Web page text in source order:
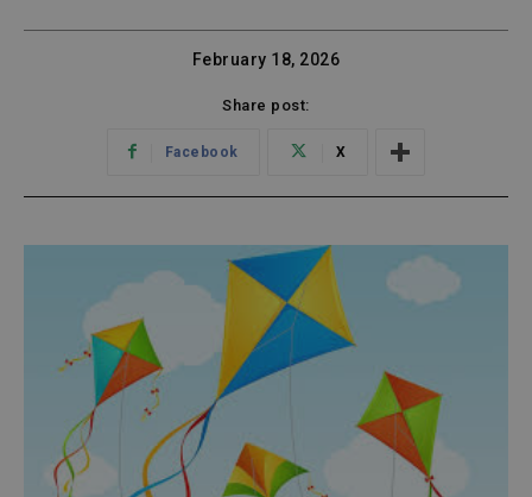
February 18, 2026
Share post:
Facebook X